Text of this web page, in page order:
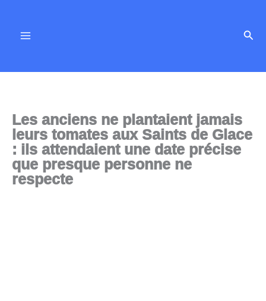
contenu
Les anciens ne plantaient jamais
leurs tomates aux Saints de Glace
: ils attendaient une date précise
que presque personne ne
respecte